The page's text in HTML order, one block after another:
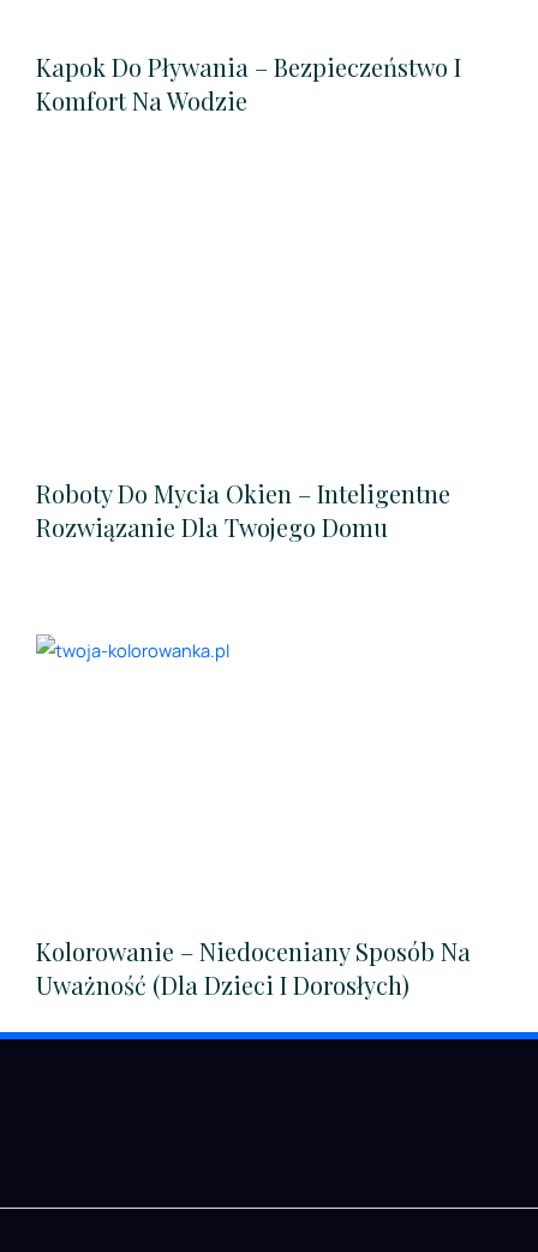
Kapok Do Pływania – Bezpieczeństwo I
Komfort Na Wodzie
Roboty Do Mycia Okien – Inteligentne
Rozwiązanie Dla Twojego Domu
Kolorowanie – Niedoceniany Sposób Na
Uważność (dla Dzieci I Dorosłych)